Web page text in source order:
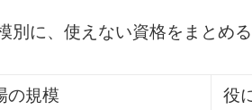
別に、使えない資格をまとめ
の規模
役